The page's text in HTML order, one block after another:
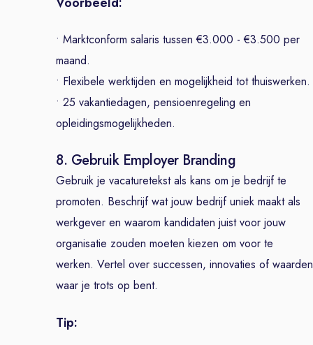
• Marktconform salaris tussen €3.000 - €3.500 per
maand.
• Flexibele werktijden en mogelijkheid tot thuiswerken.
• 25 vakantiedagen, pensioenregeling en
opleidingsmogelijkheden.
8. Gebruik Employer Branding
Gebruik je vacaturetekst als kans om je bedrijf te
promoten. Beschrijf wat jouw bedrijf uniek maakt als
werkgever en waarom kandidaten juist voor jouw
organisatie zouden moeten kiezen om voor te
werken. Vertel over successen, innovaties of waarden
waar je trots op bent.
Tip: